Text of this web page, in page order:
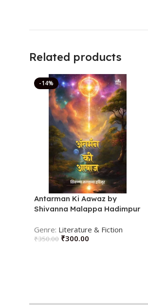
Related products
-14%
Antarman Ki Aawaz by
Shivanna Malappa Hadimpur
Literature & Fiction
₹350.00 ₹300.00